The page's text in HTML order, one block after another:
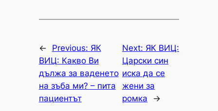
← Previous: ЯК
ВИЦ: Какво Ви
дължa за ваденето
на зъба ми? – пита
пациентът
Next: ЯК ВИЦ:
Царски син
иска да се
жени за
ромка
→